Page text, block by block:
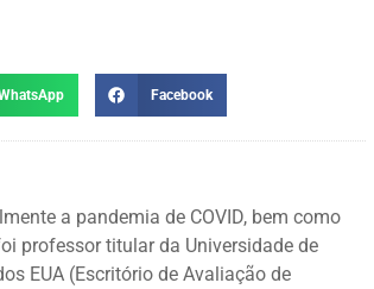
Facebook
a pandemia de COVID, bem como
professor titular da Universidade de
EUA (Escritório de Avaliação de